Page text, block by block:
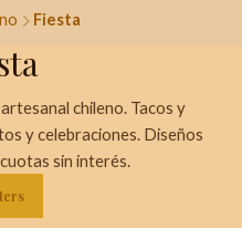
Fiesta
chileno. Tacos y
y celebraciones. Diseños
sin interés.